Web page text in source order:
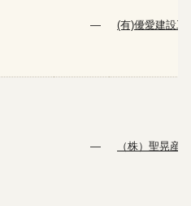
— (有)優愛建設工
— （株）聖晃産業